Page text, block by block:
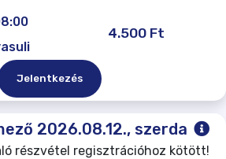
4.500 Ft
Jelentkezés
2026.08.12., szerda
részvétel regisztrációhoz kötött!